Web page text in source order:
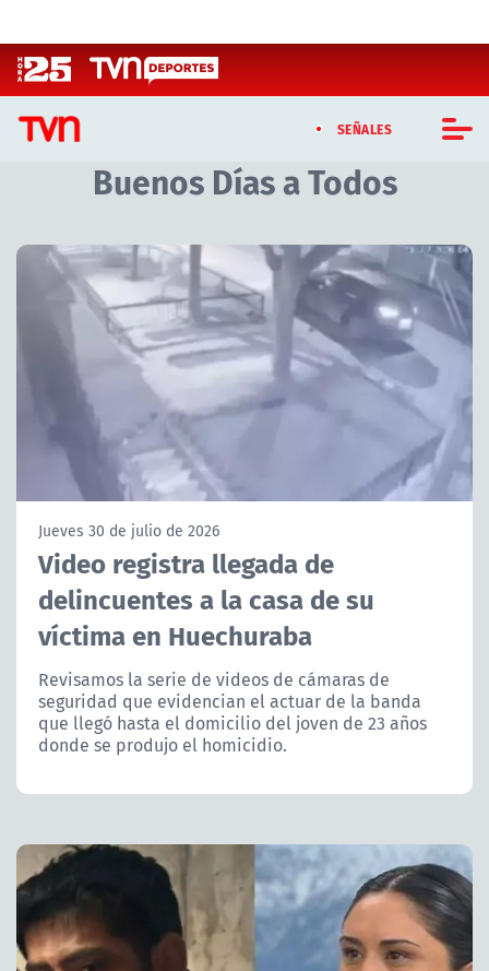
SEÑALES
CASTING MASTERCHEF CHILE
CASTING TVN VERTICAL
TVN VERTICAL
TVN PLAY
PROGRAMAS
TELESERIES
ACTUALIDAD Y TENDENCIAS
CORPORATIVO Y TRANSPARENCIA
CANAL DE DENUNCIAS
ÁREA DE PROYECTOS
Buenos Días a Todos
Artículos relacionados con Buenos Días a Todos
Jueves 30 de julio de 2026
Video registra llegada de
delincuentes a la casa de su
víctima en Huechuraba
Revisamos la serie de videos de cámaras de
seguridad que evidencian el actuar de la banda
que llegó hasta el domicilio del joven de 23 años
donde se produjo el homicidio.